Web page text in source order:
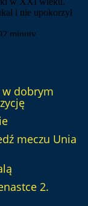
w dobrym
meczu Unia
2.